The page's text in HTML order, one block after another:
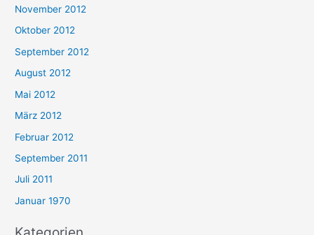
November 2012
Oktober 2012
September 2012
August 2012
Mai 2012
März 2012
Februar 2012
September 2011
Juli 2011
Januar 1970